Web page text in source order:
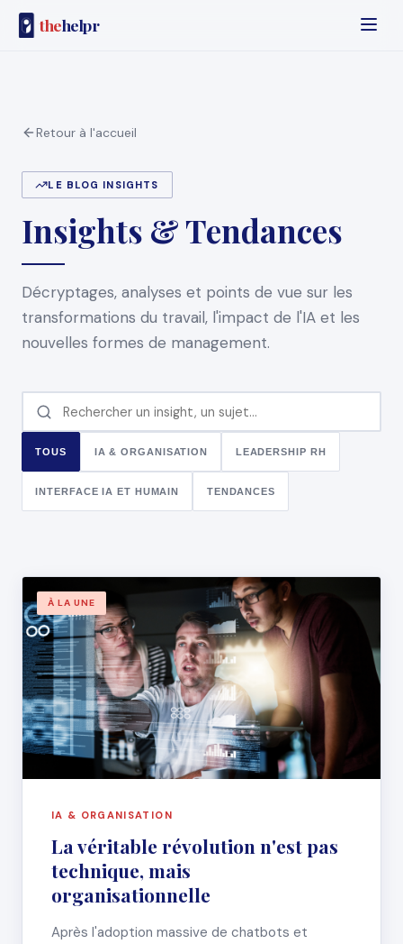
thehelpr
Retour à l'accueil
LE BLOG INSIGHTS
Insights & Tendances
Décryptages, analyses et points de vue sur les
transformations du travail, l'impact de l'IA et les
nouvelles formes de management.
TOUS IA & ORGANISATION LEADERSHIP RH
INTERFACE IA ET HUMAIN TENDANCES
À LA UNE
IA & ORGANISATION
La véritable révolution n'est pas
technique, mais
organisationnelle
Après l'adoption massive de chatbots et